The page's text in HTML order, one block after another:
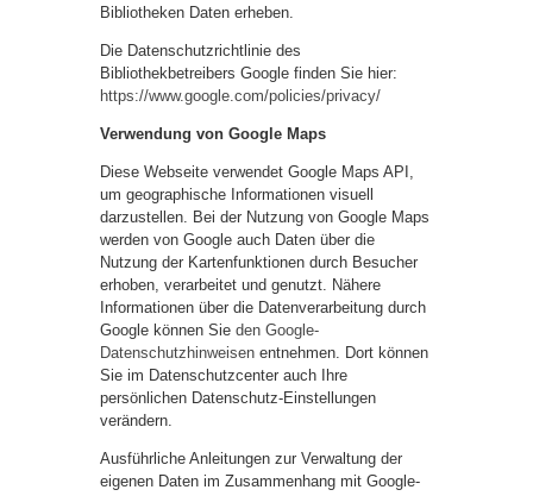
Bibliotheken Daten erheben.
Die Datenschutzrichtlinie des
Bibliothekbetreibers Google finden Sie hier:
https://www.google.com/policies/privacy/
Verwendung von Google Maps
Diese Webseite verwendet Google Maps API,
um geographische Informationen visuell
darzustellen. Bei der Nutzung von Google Maps
werden von Google auch Daten über die
Nutzung der Kartenfunktionen durch Besucher
erhoben, verarbeitet und genutzt. Nähere
Informationen über die Datenverarbeitung durch
Google können Sie den Google-
Datenschutzhinweisen entnehmen. Dort können
Sie im Datenschutzcenter auch Ihre
persönlichen Datenschutz-Einstellungen
verändern.
Ausführliche Anleitungen zur Verwaltung der
eigenen Daten im Zusammenhang mit Google-